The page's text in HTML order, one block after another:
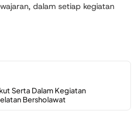
dalam setiap kegiatan
Serta Dalam Kegiatan
Bersholawat